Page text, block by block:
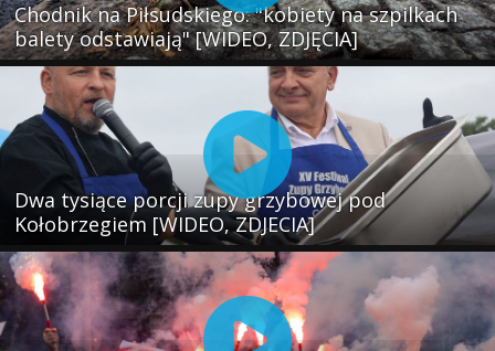
Chodnik na Piłsudskiego: "kobiety na szpilkach
balety odstawiają" [WIDEO, ZDJĘCIA]
Dwa tysiące porcji zupy grzybowej pod
Kołobrzegiem [WIDEO, ZDJECIA]